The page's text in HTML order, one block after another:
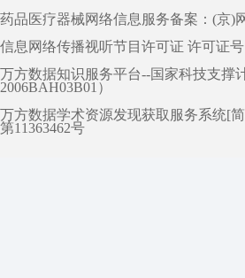
药品医疗器械网络信息服务备案：(京)
信息网络传播视听节目许可证 许可证号
万方数据知识服务平台--国家科技支撑
2006BAH03B01）
万方数据学术资源发现获取服务系统[
第11363462号